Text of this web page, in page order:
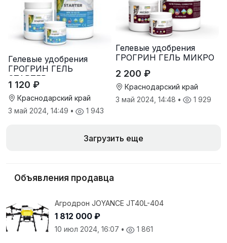
Гелевые удобрения
ГРОГРИН ГЕЛЬ
СТАРТЕР
1 120 ₽
Краснодарский край
3 май 2024, 14:49 • 1 943
Гелевые удобрения
ГРОГРИН ГЕЛЬ МИКРО
2 200 ₽
Краснодарский край
3 май 2024, 14:48 • 1 929
Загрузить еще
Объявления продавца
Агродрон JOYANCE JT40L-404
1 812 000 ₽
10 июл 2024, 16:07 • 1 861